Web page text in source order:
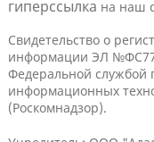
гиперссылка на наш
Свидетельство о
информации ЭЛ
Федеральной службой
информационных
(Роскомнадзор).